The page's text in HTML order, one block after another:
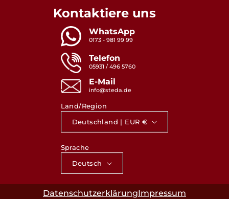
Kontaktiere uns
WhatsApp
0173 - 981 99 99
Telefon
05931 / 496 5760
E-Mail
info@steda.de
Land/Region
Deutschland | EUR €
Sprache
Deutsch
DatenschutzerklärungImpressum